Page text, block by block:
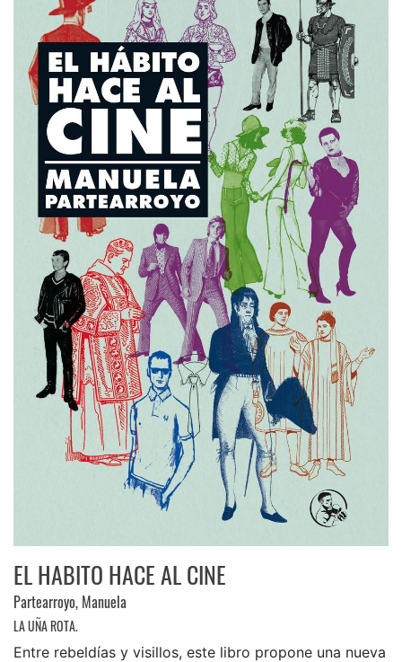
EL HABITO HACE AL CINE
Partearroyo, Manuela
LA UÑA ROTA.
Entre rebeldías y visillos, este libro propone una nueva